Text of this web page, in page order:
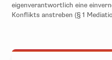
eigenverantwortlich eine
Konflikts anstreben (§ 1